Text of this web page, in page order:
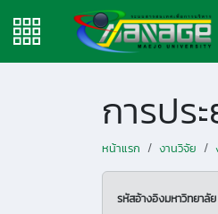
หน้าแรก งานวิจัย
รหัสอ้างอิงมหาวิทยาลั